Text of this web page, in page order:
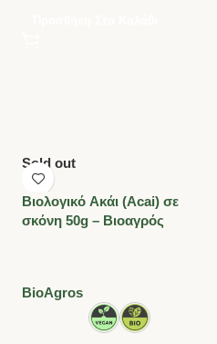
Sold out
Βιολογικό Aκάι (Acai) σε
σκόνη 50g – Βιοαγρός
BioAgros